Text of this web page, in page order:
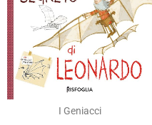
I Geniacci